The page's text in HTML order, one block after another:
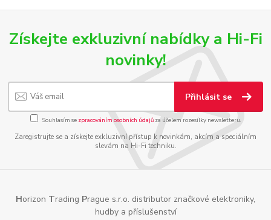
Získejte exkluzivní nabídky a Hi-Fi
novinky!
Přihlásit se
Souhlasím se zpracováním osobních údajůza účelem rozesílky newsletteru.
Zaregistrujte se a získejte exkluzivní přístup k novinkám, akcím a speciálním
slevám na Hi-Fi techniku.
Horizon Trading Prague s.r.o. distributor značkové elektroniky,
hudby a příslušenství